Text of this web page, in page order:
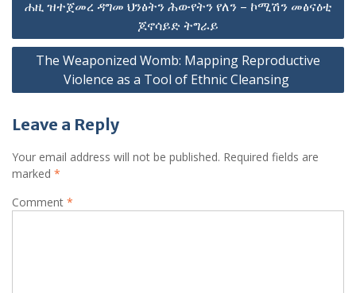
ሐዚ ዝተጀመረ ዳግመ ህንፅትን ሕውየትን የለን – ኮሚሽን መፅናዕቲ
ጆኖሳይድ ትግራይ
The Weaponized Womb: Mapping Reproductive
Violence as a Tool of Ethnic Cleansing
Leave a Reply
Your email address will not be published. Required fields are
marked *
Comment *